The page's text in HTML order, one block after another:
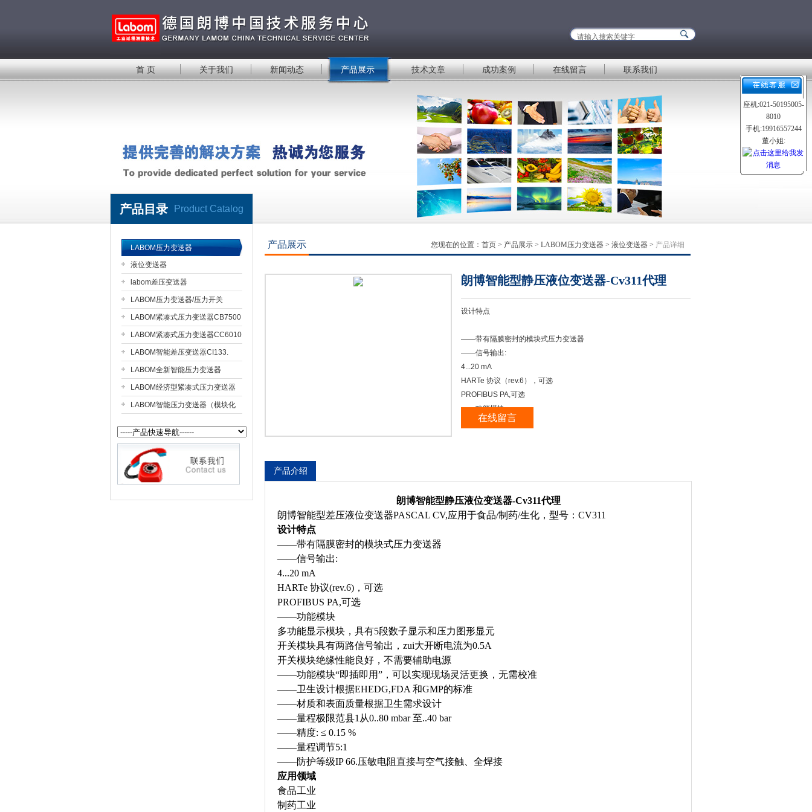
公司名称
首 页 关于我们 新闻动态 产品展示 技术文章 成功案例 在线留言 联系我们
产品目录 Product Catalog
LABOM压力变送器
液位变送器
labom差压变送器
LABOM压力变送器/压力开关
CS211.
LABOM紧凑式压力变送器CB7500
LABOM紧凑式压力变送器CC6010
LABOM智能差压变送器CI133.
LABOM全新智能压力变送器
CI4110
LABOM经济型紧凑式压力变送器
CC7510
LABOM智能压力变送器（模块化
产品展示 您现在的位置： 首页 > 产品展示 > LABOM压力变送器 > 液位变送器 > 产品详细
朗博智能型静压液位变送器-Cv311代理
设计特点
——带有隔膜密封的模块式压力变送器
——信号输出:
4...20 mA
HARTe 协议（rev.6），可选
PROFIBUS PA,可选
——功能模块
朗博智能型静压液位变送器-Cv311代理
在线留言
产品介绍
朗博智能型静压液位变送器-Cv311代理
朗博智能型差压液位变送器PASCAL CV,应用于食品/制药/生化，型号：CV311
设计特点
——带有隔膜密封的模块式压力变送器
——信号输出:
4...20 mA
HARTe 协议(rev.6)，可选
PROFIBUS PA,可选
——功能模块
多功能显示模块，具有5段数子显示和压力图形显元
开关模块具有两路信号输出，zui大开断电流为0.5A
开关模块绝缘性能良好，不需要辅助电源
——功能模块“即插即用”，可以实现现场灵活更换，无需校准
——卫生设计根据EHEDG,FDA 和GMP的标准
——材质和表面质量根据卫生需求设计
——量程极限范县1从0..80 mbar 至..40 bar
——精度: ≤ 0.15 %
——量程调节5:1
——防护等级IP 66.压敏电阻直接与空气接触、全焊接
应用领域
食品工业
制药工业
座机:021-50195005-
8010
手机:19916557244
董小姐: